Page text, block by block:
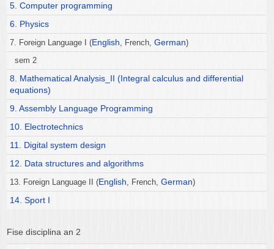
5. Computer programming
6. Physics
7. Foreign Language I (English, French,German)
sem 2
8. Mathematical Analysis_II (Integral calculus and differential
equations)
9. Assembly Language Programming
10. Electrotechnics
11. Digital system design
12. Data structures and algorithms
13. Foreign Language II (English, French,German)
14. Sport I
Fise disciplina an 2